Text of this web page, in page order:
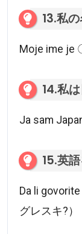
13.私
Moje ime je
14.私
Ja sam
15.英
Da li
グレスキ?）